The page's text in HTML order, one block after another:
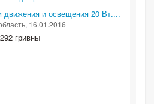
движения и освещения 20 Вт....
, 16.01.2016
292 гривны